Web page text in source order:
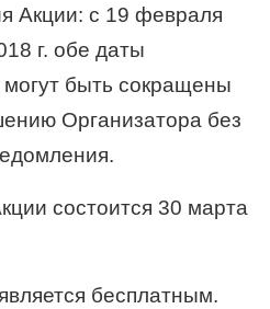
Акции: с 19 февраля
г. обе даты
быть сокращены
Организатора без
состоится 30 марта
бесплатным.